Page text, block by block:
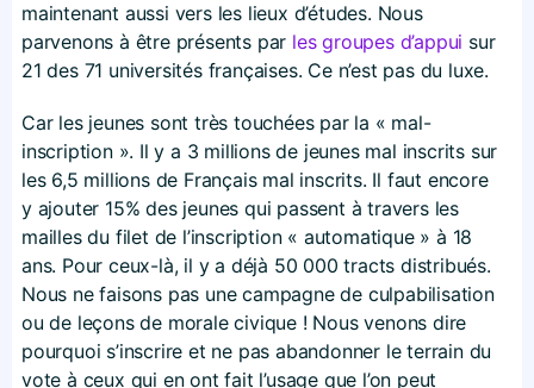
maintenant aussi vers les lieux d’études. Nous
parvenons à être présents par les groupes d’appui sur
21 des 71 universités françaises. Ce n’est pas du luxe.
Car les jeunes sont très touchées par la « mal-
inscription ». Il y a 3 millions de jeunes mal inscrits sur
les 6,5 millions de Français mal inscrits. Il faut encore
y ajouter 15% des jeunes qui passent à travers les
mailles du filet de l’inscription « automatique » à 18
ans. Pour ceux-là, il y a déjà 50 000 tracts distribués.
Nous ne faisons pas une campagne de culpabilisation
ou de leçons de morale civique ! Nous venons dire
pourquoi s’inscrire et ne pas abandonner le terrain du
vote à ceux qui en ont fait l’usage que l’on peut